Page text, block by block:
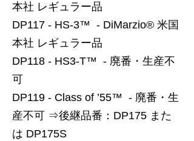
本社 レギュラー品
DP117 - HS-3™ - DiMarzio® 米国
本社 レギュラー品
DP118 - HS3-T™ - 廃番・生産不
可
DP119 - Class of ’55™ - 廃番・生
産不可 ⇒後継品番：DP175 また
は DP175S